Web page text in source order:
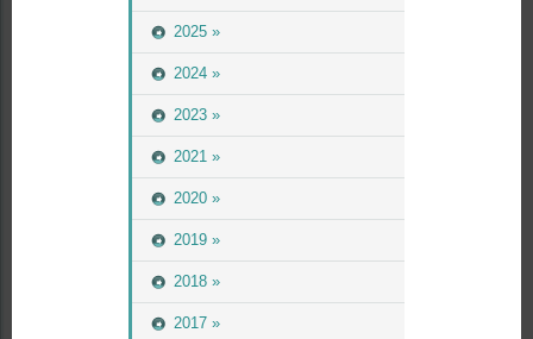
2025 »
2024 »
2023 »
2021 »
2020 »
2019 »
2018 »
2017 »